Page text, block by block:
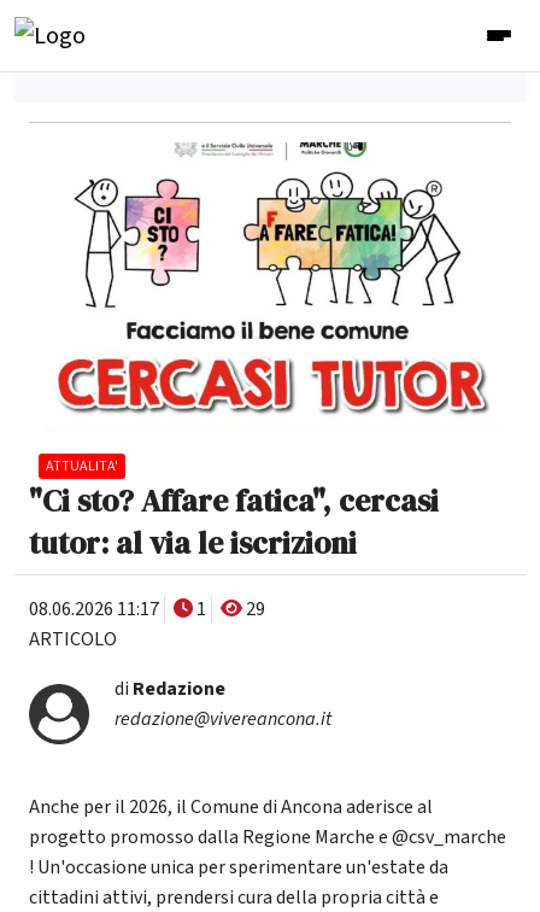
ATTUALITA'
"Ci sto? Affare fatica", cercasi
tutor: al via le iscrizioni
08.06.2026 11:17 1
29
ARTICOLO
di Redazione
redazione@vivereancona.it
Anche per il 2026, il Comune di Ancona aderisce al
progetto promosso dalla Regione Marche e @csv_marche
! Un'occasione unica per sperimentare un'estate da
cittadini attivi, prendersi cura della propria città e